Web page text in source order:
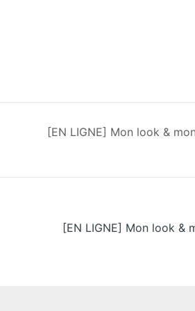
[EN LIGNE] Mon look &
[EN LIGNE] Mon look &